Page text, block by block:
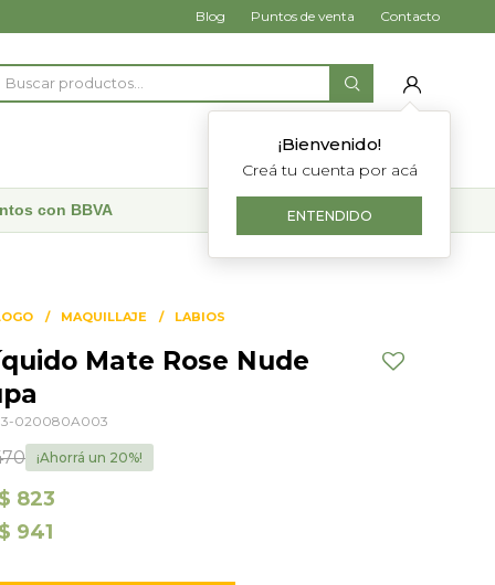
¡Bienvenido!
Creá tu cuenta por acá
ENTENDIDO
Blog Puntos de venta Contacto
con BBVA
MAQUILLAJE LABIOS
Mate Rose Nude
020080A003
20
823
941